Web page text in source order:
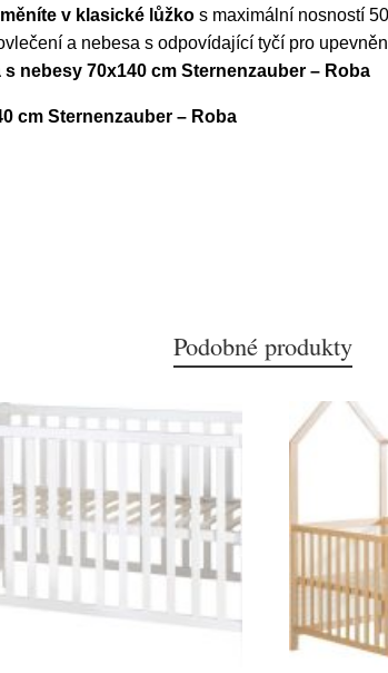
v klasické lůžko s maximální nosností
a nebesa s odpovídající tyčí pro
nebesy 70x140 cm Sternenzauber – Roba
cm Sternenzauber – Roba
Podobné produkty